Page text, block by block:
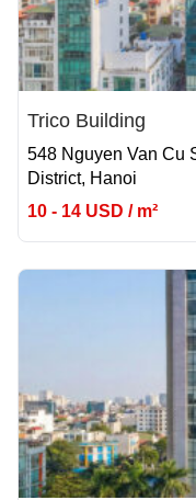
Trico Building
548 Nguyen Van Cu
District, Hanoi
10 - 14 USD / m²